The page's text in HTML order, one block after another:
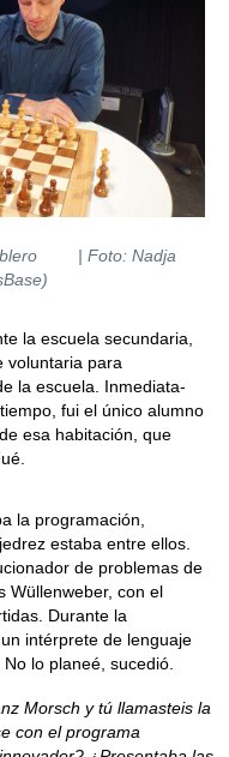
| Foto: Nadja
la escuela secundaria,
voluntaria para
la escuela. Inmediata­
fui el único alumno
esa habitación, que
la programación,
estaba entre ellos.
de problemas de
Wüllenweber, con el
Durante la
intérprete de lenguaje
lo planeé, sucedió.
Morsch y tú llamasteis la
con el programa